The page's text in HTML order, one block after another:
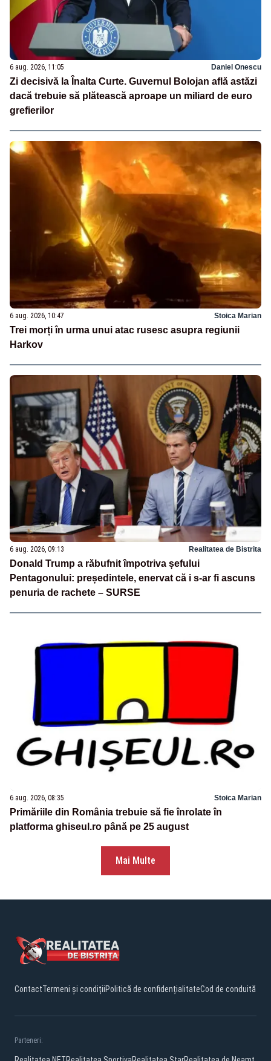
6 aug. 2026, 11:05 Daniel Onescu
Zi decisivă la Înalta Curte. Guvernul Bolojan află astăzi
dacă trebuie să plătească aproape un miliard de euro
grefierilor
6 aug. 2026, 10:47 Stoica Marian
Trei morți în urma unui atac rusesc asupra regiunii
Harkov
6 aug. 2026, 09:13 Realitatea de Bistrita
Donald Trump a răbufnit împotriva șefului
Pentagonului: președintele, enervat că i s-ar fi ascuns
penuria de rachete – SURSE
6 aug. 2026, 08:35 Stoica Marian
Primăriile din România trebuie să fie înrolate în
platforma ghiseul.ro până pe 25 august
Mai Multe
ContactTermeni și condițiiPolitică de confidențialitateCod de conduită
Parteneri: